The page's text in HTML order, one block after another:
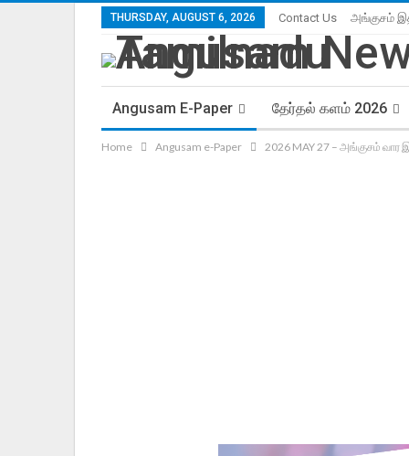
THURSDAY, AUGUST 6, 2026 Contact Us அங்குசம்
Angusam E-Paper தேர்தல் களம் 2026
Home Angusam e-Paper 2026 MAY 27 – அங்குசம் வார